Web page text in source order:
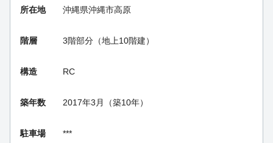
所在地 沖縄県沖縄市高原
階層 3階部分（地上10階建）
構造 RC
築年数 2017年3月（築10年）
駐車場 ***